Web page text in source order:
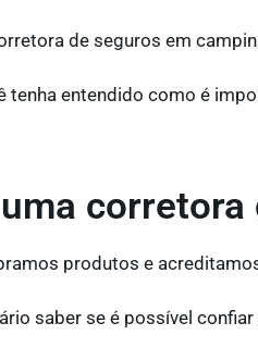
de seguros em
tenha entendido como é
produtos e
saber se é possível